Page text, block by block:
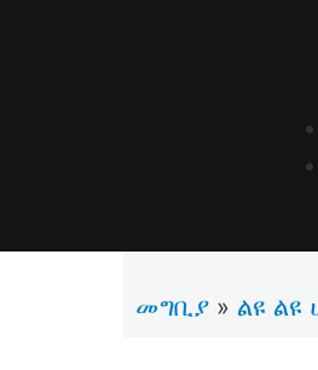
መግቢያ » ልዩ ልዩ